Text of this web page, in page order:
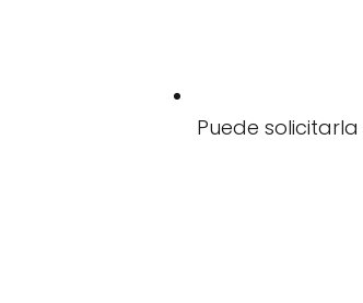
Puede solicitarla